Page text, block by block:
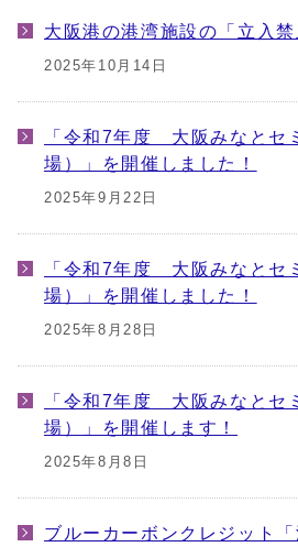
大阪港の港湾施設の「立入
2025年10月14日
「令和7年度 大阪みなとセ
場）」を開催しました！
2025年9月22日
「令和7年度 大阪みなとセ
場）」を開催しました！
2025年8月28日
「令和7年度 大阪みなとセ
場）」を開催します！
2025年8月8日
ブルーカーボンクレジット